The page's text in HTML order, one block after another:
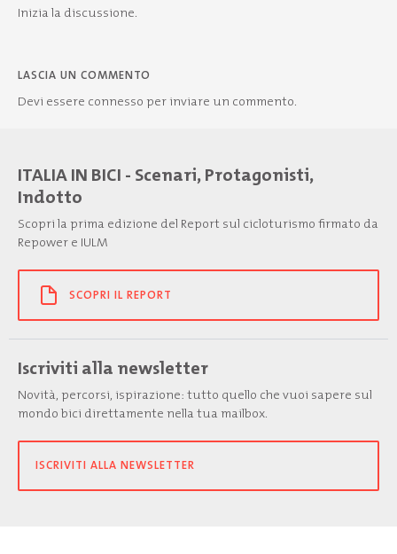
Inizia la discussione.
LASCIA UN COMMENTO
Devi essere connesso per inviare un commento.
ITALIA IN BICI - Scenari, Protagonisti,
Indotto
Scopri la prima edizione del Report sul cicloturismo firmato da
Repower e IULM
SCOPRI IL REPORT
Iscriviti alla newsletter
Novità, percorsi, ispirazione: tutto quello che vuoi sapere sul
mondo bici direttamente nella tua mailbox.
ISCRIVITI ALLA NEWSLETTER